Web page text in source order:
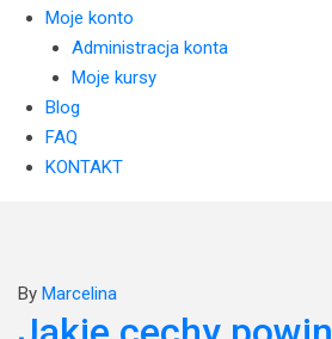
Moje konto
Administracja konta
Moje kursy
Blog
FAQ
KONTAKT
By Marcelina